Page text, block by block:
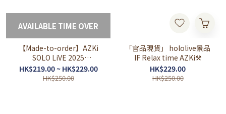
AVAILABLE TIME OVER
【Made-to-order】AZKi
SOLO LiVE 2025
"Departure"Concert
Merch
HK$219.00 ~ HK$229.00
HK$250.00
「官品現貨」 hololive景品
IF Relax time AZKi⚒
HK$229.00
HK$250.00